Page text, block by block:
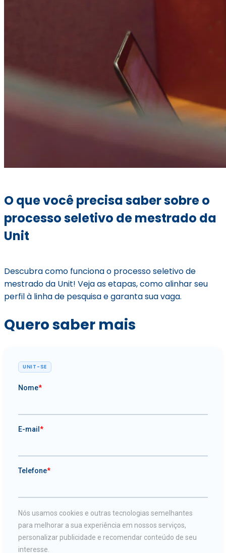
O que você precisa saber sobre o
processo seletivo de mestrado da
Unit
Descubra como funciona o processo seletivo de
mestrado da Unit! Veja as etapas, como alinhar seu
perfil à linha de pesquisa e garanta sua vaga.
Quero saber mais
UNIT-SE